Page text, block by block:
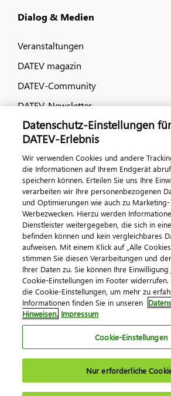
Dialog & Medien
Veranstaltungen
DATEV magazin
DATEV-Community
DATEV-Newsletter
Kontaktieren Sie uns
© 2026 DATEV eG
ImpressumDatenschutzAGB
Cookie-Einstellungen
Datenschutz-Einstellungen
DATEV-Erlebnis
Wir verwenden Cookies und andere
die Informationen auf Ihrem Endgerät
speichern können. Erteilen Sie uns Ihre
verarbeiten wir Ihre personenbezogenen
und Optimierungen wie auch zu
Werbezwecken. Hierzu werden
Dienstleister weitergegeben, die sich in
befinden können und kein vergleichbares
aufweisen. Mit einem Klick auf „Alle
stimmen Sie diesen Verarbeitungen und
Ihrer Daten zu. Sie können Ihre
Cookie-Einstellungen im Footer widerrufen.
die Cookie-Einstellungen, um mehr zu
Informationen finden Sie in unseren
Hinweisen. Impressum
Cookie-Einstellungen
Nur erforderliche